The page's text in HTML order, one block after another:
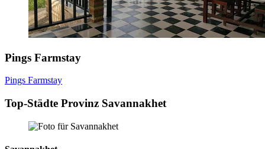
Pings Farmstay
Pings Farmstay
Top-Städte Provinz Savannakhet